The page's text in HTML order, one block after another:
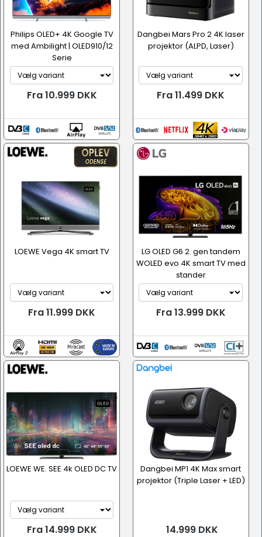
Philips OLED+ 4K Google TV
med Ambilight | OLED910/12
Serie
Fra 10.999 DKK
Dangbei Mars Pro 2 4K laser
projektor (ALPD, Laser)
Fra 11.499 DKK
LOEWE Vega 4K smart TV
Fra 11.999 DKK
LG OLED G6 2. gen tandem
WOLED evo 4K smart TV med
stander
Fra 13.999 DKK
LOEWE WE. SEE 4k OLED DC TV
Fra 14.999 DKK
Dangbei MP1 4K Max smart
projektor (Triple Laser + LED)
14.999 DKK